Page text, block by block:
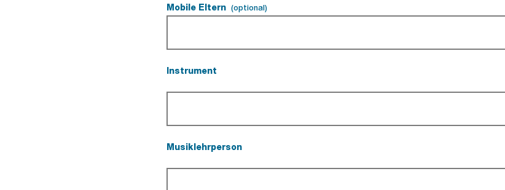
Mobile Eltern (optional)
Instrument
Musiklehrperson